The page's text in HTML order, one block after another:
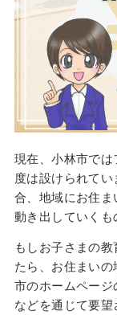
現在、小林市で
度は設けられて
合、地域にお住
動き出していくも
もしお子さまの
たら、お住まい
市のホームペー
などを通じて要